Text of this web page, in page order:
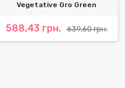
Vegetative Gro Green
588,43 грн. 639,60 грн.